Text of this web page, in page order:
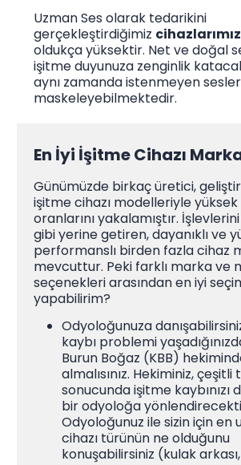
Uzman Ses olarak tedarikini
gerçekleştirdiğimiz
oldukça yüksektir. Net ve doğal
işitme duyunuza zenginlik
aynı zamanda istenmeyen
maskeleyebilmektedir.
En İyi İşitme Cihazı
Günümüzde birkaç üretici,
işitme cihazı modelleriyle yüksek
oranlarını yakalamıştır.
gibi yerine getiren, dayanıklı ve
performanslı birden fazla cihaz
mevcuttur. Peki farklı marka ve
seçenekleri arasından en iyi
yapabilirim?
Odyoloğunuza
kaybı problemi
Burun Boğaz (KBB)
almalısınız. Hekiminiz,
sonucunda işitme kaybınızı
bir odyoloğa
Odyoloğunuz ile sizin için en
cihazı türünün ne olduğunu
konuşabilirsiniz (kulak